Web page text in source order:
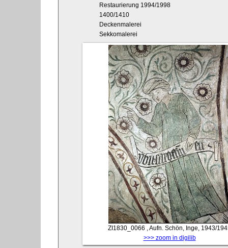
Restaurierung 1994/1998
1400/1410
Deckenmalerei
Sekkomalerei
ZI1830_0066 , Aufn. Schön, Inge, 1943/
>>> zoom in digilib